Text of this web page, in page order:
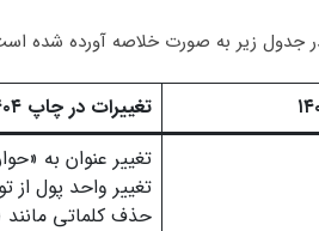
جدول زیر به صورت خلاصه آورده شده
تغییرات در چاپ ۱۴۰۴
تغییر عنوان به
تغییر واحد پول از
حذف کلماتی مانند